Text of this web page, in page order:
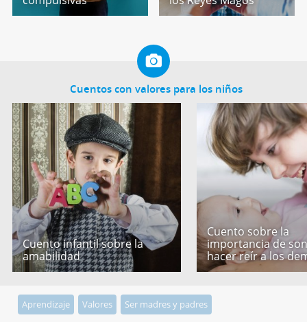
Cuentos con valores para los niños
Cuento infantil sobre la
amabilidad
Cuento sobre la
importancia de
hacer reír a los
Aprendizaje Valores Ser madres y padres